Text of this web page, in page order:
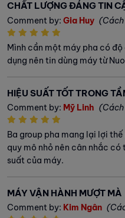
CHẤT LƯỢNG ĐÁNG TIN
Comment by: Gia Huy
Mình cần một máy pha có
dụng nên tin dùng máy từ
HIỆU SUẤT TỐT TRONG
Comment by: Mỹ Linh
Ba group pha mang lại lợi
quy mô nhỏ nên cân nhắc
suất của máy.
MÁY VẬN HÀNH MƯỢT MÀ
Comment by: Kim Ngân